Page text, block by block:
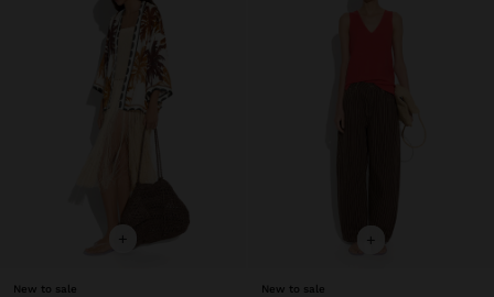
+
New to sale
+
New to sale